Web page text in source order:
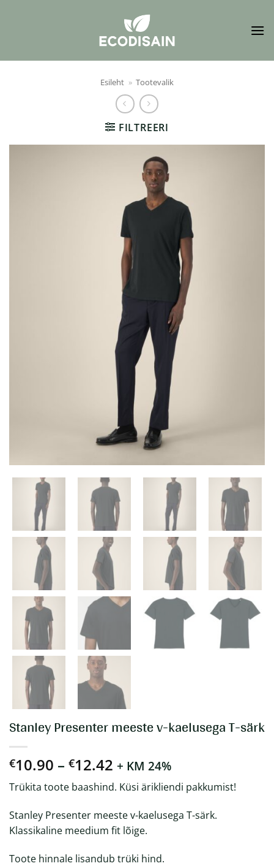
Esileht » Tootevalik
FILTREERI
Stanley Presenter meeste v-kaelusega T-särk
€10.90 – €12.42 Hinnavahemik:
€10.90
kuni
€12.42
+ KM 24%
Trükita toote baashind. Küsi ärikliendi pakkumist!
Stanley Presenter meeste v-kaelusega T-särk.
Klassikaline meedium fit lõige.
Toote hinnale lisandub trüki hind.